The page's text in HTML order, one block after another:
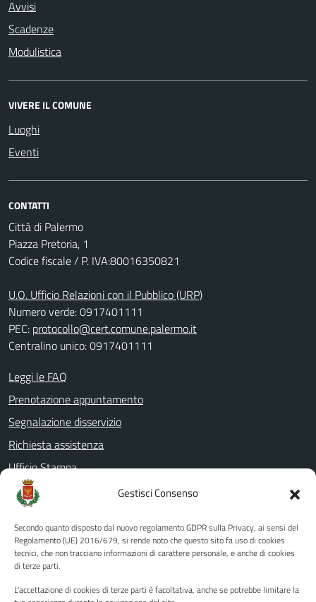
Gestisci Consenso
Secondo quanto disposto dal nuovo regolamento GDPR sulla Privacy, ai sensi del
Regolamento (UE) 2016/679, si rende noto che questo sito fa uso di cookies
tecnici, che non tracciano informazioni di carattere personale, e anche di cookies
di terze parti.
L'accettazione di cookies di terze parti è facoltativa, anche se potrebbe limitare la
Avvisi
Scadenze
Modulistica
VIVERE IL COMUNE
Luoghi
Eventi
CONTATTI
Città di Palermo
Piazza Pretoria, 1
Codice fiscale / P. IVA:80016350821
U.O. Ufficio Relazioni con il Pubblico (URP)
Numero verde: 0917401111
PEC: protocollo@cert.comune.palermo.it
Centralino unico: 0917401111
Leggi le FAQ
Prenotazione appuntamento
Segnalazione disservizio
Richiesta assistenza
Ufficio Stampa
Amministrazione Trasparente
Albo pretorio
Informativa privacy
Note legali